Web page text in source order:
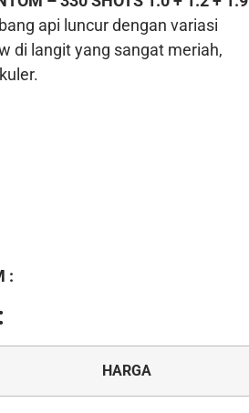
api luncur dengan variasi
di langit yang sangat meriah,
:
HARGA